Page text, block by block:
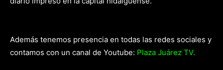
Además tenemos presencia en todas las redes sociales y
contamos con un canal de Youtube: Plaza Juárez TV.